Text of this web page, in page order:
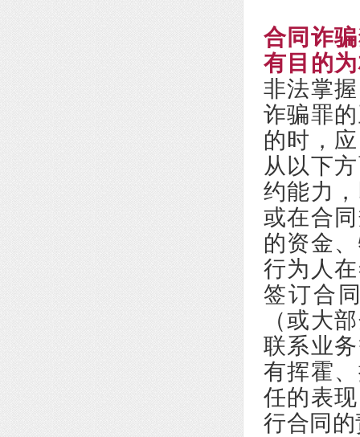
合同诈
有目的
非法掌
诈骗罪
的时，
从以下
约能力
或在合
的资金
行为人
签订合
（或大
联系业
有挥霍
任的表
行合同